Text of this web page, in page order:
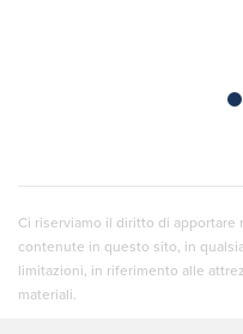
Ci riserviamo il diritto di
contenute in questo sito, in
limitazioni, in riferimento alle
materiali.